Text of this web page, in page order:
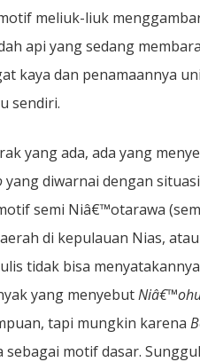
meliuk-liuk
api yang sedang
kaya dan penamaannya
sendiri.
yang ada, ada yang
yang diwarnai dengan
semi Niâ€™otarawa
di kepulauan Nias,
tidak bisa
yang menyebut
tapi mungkin karena
sebagai motif dasar.